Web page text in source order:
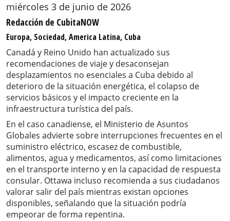
miércoles 3 de junio de 2026
Redacción de CubitaNOW
Europa, Sociedad, America Latina, Cuba
Canadá y Reino Unido han actualizado sus
recomendaciones de viaje y desaconsejan
desplazamientos no esenciales a Cuba debido al
deterioro de la situación energética, el colapso de
servicios básicos y el impacto creciente en la
infraestructura turística del país.
En el caso canadiense, el Ministerio de Asuntos
Globales advierte sobre interrupciones frecuentes en el
suministro eléctrico, escasez de combustible,
alimentos, agua y medicamentos, así como limitaciones
en el transporte interno y en la capacidad de respuesta
consular. Ottawa incluso recomienda a sus ciudadanos
valorar salir del país mientras existan opciones
disponibles, señalando que la situación podría
empeorar de forma repentina.